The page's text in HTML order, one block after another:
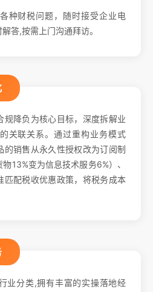
种财税问题，随时接受企业电
答,按需上门沟通拜访。
规降负为核心目标，深度拆解业
关联关系。通过重构业务模式
的销售从永久性授权改为订阅制
13%变为信息技术服务6%）、
匹配税收优惠政策，将税务成本
业分类,拥有丰富的实操落地经